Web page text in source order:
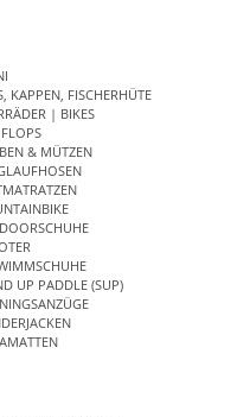
KAPPEN, FISCHERHÜTE
| BIKES
& MÜTZEN
UP PADDLE (SUP)